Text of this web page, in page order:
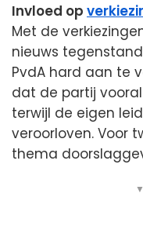
Invloed op
Met de
nieuws
PvdA hard aan te
dat de partij
terwijl de eigen
veroorloven. Voor
thema